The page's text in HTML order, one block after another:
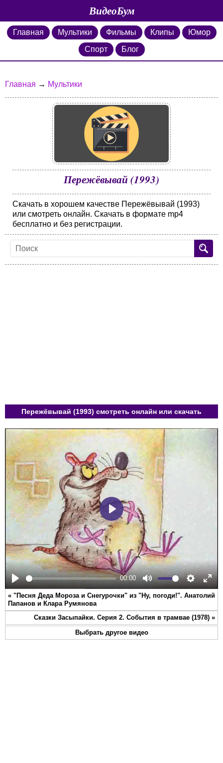
ВидеоБум
Главная Мультики Фильмы Клипы
Юмор
Спорт
Блог
Главная → Мультики
Пережёвывай (1993)
Скачать в хорошем качестве Пережёвывай (1993)
или смотреть онлайн. Скачать в формате mp4
бесплатно и без регистрации.
Пережёвывай (1993) смотреть онлайн или скачать
Play
00:00
Mute Settings
Play
« "Песня Деда Мороза и Снегурочки" из "Ну, погоди!". Анатолий
Папанов и Клара Румянова
Сказки Засыпайки. Серия 2. События в трамвае (1978) »
Выбрать другое видео